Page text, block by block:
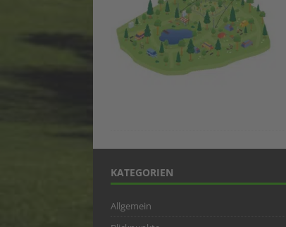
KATEGORIEN
Allgemein